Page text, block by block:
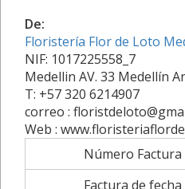
De:
Floristería Flor de Loto
NIF: 1017225558_7
Medellin AV. 33 Medellín
T: +57 320 6214907
correo :
Web :
Número Factura
Factura de fecha